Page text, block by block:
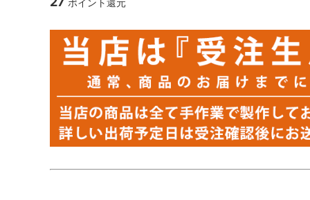
ポイント還元